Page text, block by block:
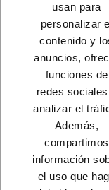
TERMO ELECTRICO
1500W
A
usan para
personalizar
contenido y
anuncios,
funciones de
redes
analizar el
Además,
compartimos
información
el uso que